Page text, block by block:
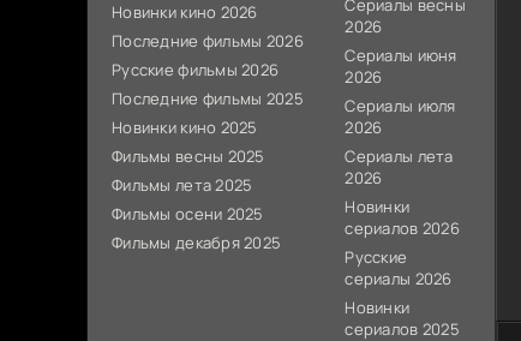
Новинки кино 2026
Последние фильмы 2026
Русские фильмы 2026
Последние фильмы 2025
Новинки кино 2025
Фильмы весны 2025
Фильмы лета 2025
Фильмы осени 2025
Фильмы декабря 2025
Сериалы весны
2026
Сериалы июня
2026
Сериалы июля
2026
Сериалы лета
2026
Новинки
сериалов 2026
Русские
сериалы 2026
Новинки
сериалов 2025